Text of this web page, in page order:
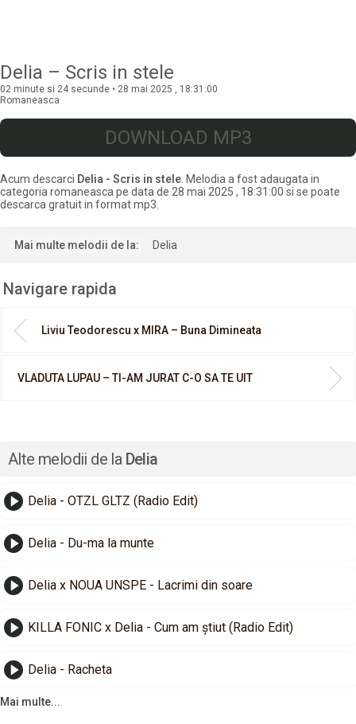
Delia – Scris in stele
02 minute si 24 secunde • 28 mai 2025 , 18:31:00
Romaneasca
DOWNLOAD MP3
Acum descarci Delia - Scris in stele . Melodia a fost adaugata in
categoria romaneasca pe data de 28 mai 2025 , 18:31:00 si se poate
descarca gratuit in format mp3.
Mai multe melodii de la: Delia
Navigare rapida
Liviu Teodorescu x MIRA – Buna Dimineata
VLADUTA LUPAU – TI-AM JURAT C-O SA TE UIT
Alte melodii de la Delia
Delia - OTZL GLTZ (Radio Edit)
Delia - Du-ma la munte
Delia x NOUA UNSPE - Lacrimi din soare
KILLA FONIC x Delia - Cum am știut (Radio Edit)
Delia - Racheta
Mai multe...